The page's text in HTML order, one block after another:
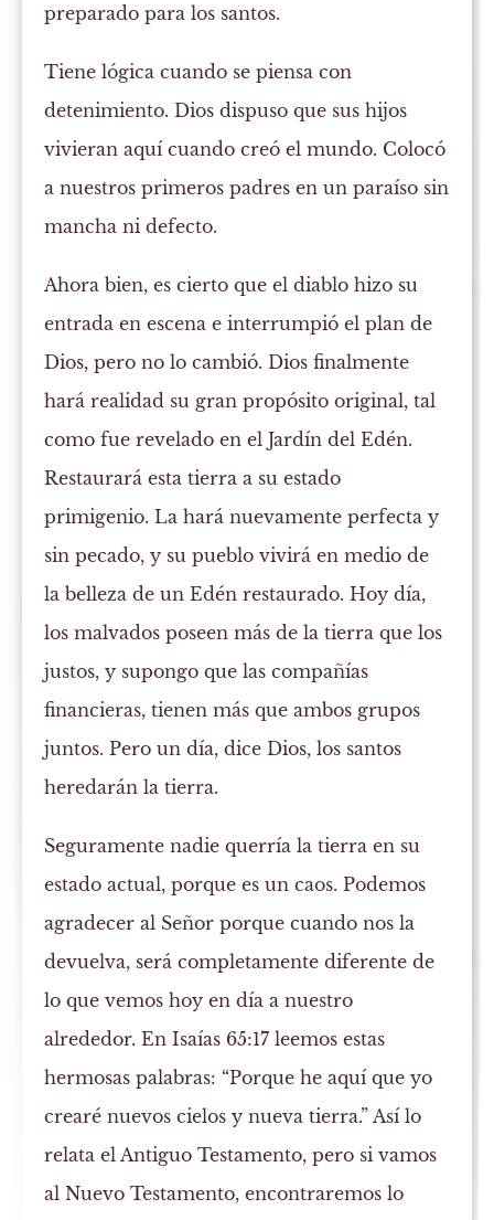
preparado para los santos.
Tiene lógica cuando se piensa con
detenimiento. Dios dispuso que sus hijos
vivieran aquí cuando creó el mundo. Colocó
a nuestros primeros padres en un paraíso sin
mancha ni defecto.
Ahora bien, es cierto que el diablo hizo su
entrada en escena e interrumpió el plan de
Dios, pero no lo cambió. Dios finalmente
hará realidad su gran propósito original, tal
como fue revelado en el Jardín del Edén.
Restaurará esta tierra a su estado
primigenio. La hará nuevamente perfecta y
sin pecado, y su pueblo vivirá en medio de
la belleza de un Edén restaurado. Hoy día,
los malvados poseen más de la tierra que los
justos, y supongo que las compañías
financieras, tienen más que ambos grupos
juntos. Pero un día, dice Dios, los santos
heredarán la tierra.
Seguramente nadie querría la tierra en su
estado actual, porque es un caos. Podemos
agradecer al Señor porque cuando nos la
devuelva, será completamente diferente de
lo que vemos hoy en día a nuestro
alrededor. En Isaías 65:17 leemos estas
hermosas palabras: “Porque he aquí que yo
crearé nuevos cielos y nueva tierra.” Así lo
relata el Antiguo Testamento, pero si vamos
al Nuevo Testamento, encontraremos lo